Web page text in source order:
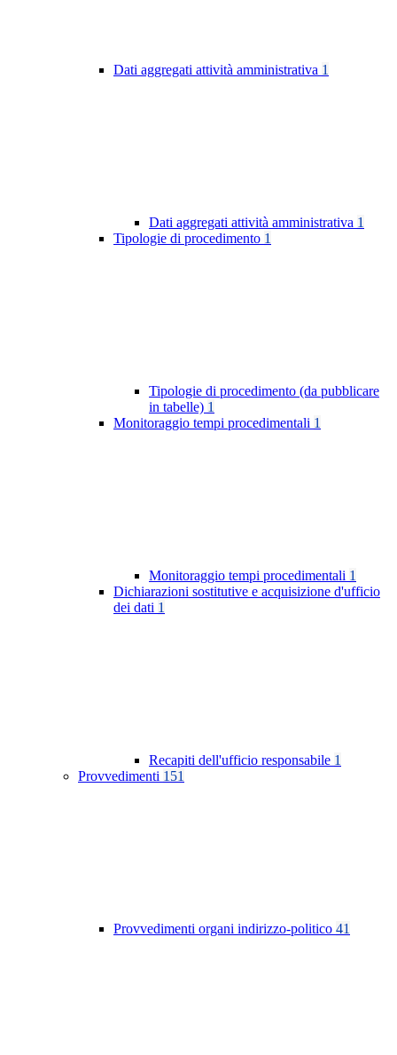
Dati aggregati attività amministrativa 1
Dati aggregati attività amministrativa 1
Tipologie di procedimento 1
Tipologie di procedimento (da pubblicare
in tabelle) 1
Monitoraggio tempi procedimentali 1
Monitoraggio tempi procedimentali 1
Dichiarazioni sostitutive e acquisizione d'ufficio
dei dati 1
Recapiti dell'ufficio responsabile 1
Provvedimenti 151
Provvedimenti organi indirizzo-politico 41